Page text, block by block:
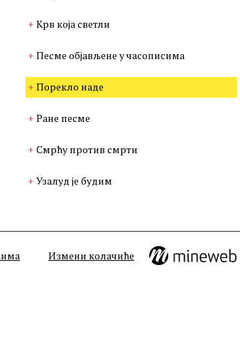
Крв која светли
Песме објављене у часописима
Порекло наде
Ране песме
Смрћу против смрти
Узалуд је будим
Измени колачиће